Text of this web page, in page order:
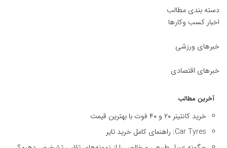
دسته بندی مطالب
اخبار کسب وکارها
خبرهای ورزشی
خبرهای اقتصادی
آخرین مطالب
خرید کانتینر ۲۰ و ۴۰ فوت با بهترین قیمت
Car Tyres: راهنمای کامل خرید تایر